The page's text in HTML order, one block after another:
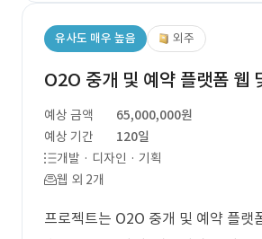
유사도 매우 높음 외주
O2O 중개 및 예약 플랫폼 웹
예상 금액
65,000,000원
예상 기간
120일
개발 · 디자인 · 기획
웹 외 2개
프로젝트는 O2O 중개 및 예약 플랫